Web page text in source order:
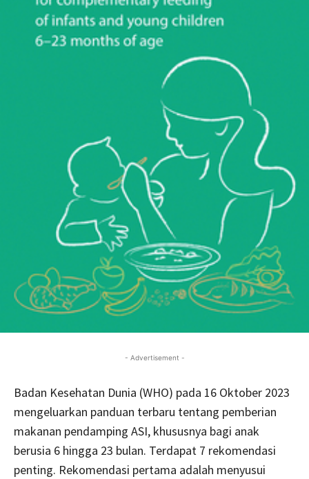
- Advertisement -
Badan Kesehatan Dunia (WHO) pada 16 Oktober 2023
mengeluarkan panduan terbaru tentang pemberian
makanan pendamping ASI, khususnya bagi anak
berusia 6 hingga 23 bulan. Terdapat 7 rekomendasi
penting. Rekomendasi pertama adalah menyusui